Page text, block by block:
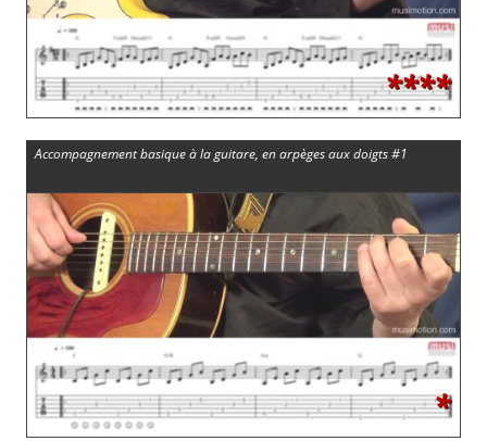
****
Accompagnement basique à la guitare, en arpèges aux doigts #1
*